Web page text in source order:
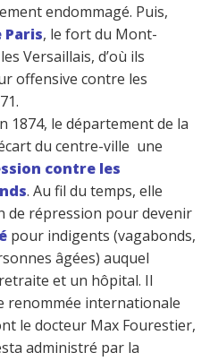
endommagé. Puis,
Paris, le fort du Mont-
Versaillais, d’où ils
offensive contre les
1874, le département de la
du centre-ville une
contre les
. Au fil du temps, elle
de répression pour devenir
pour indigents (vagabonds,
âgées) auquel
et un hôpital. Il
renommée internationale
le docteur Max Fourestier,
administré par la